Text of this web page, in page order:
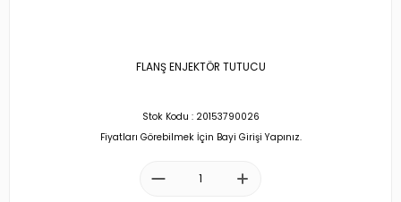
FLANŞ ENJEKTÖR TUTUCU
Stok Kodu : 20153790026
Fiyatları Görebilmek İçin Bayi Girişi Yapınız.